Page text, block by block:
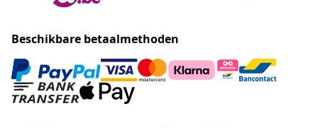
Beschikbare betaalmethoden